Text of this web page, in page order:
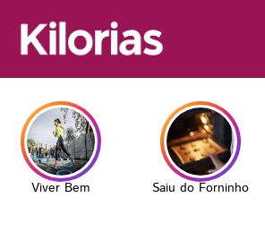
Viver Bem Saiu do Forninho